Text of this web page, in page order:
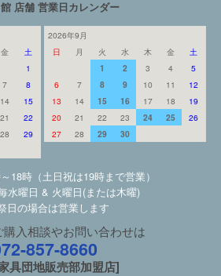
店舗 営業日カレンダー
金
土
1
7
8
14
15
21
22
28
29
2026年9月
日
月 火 水 木 金
土
1
2 3 4
5
6
7 8 9 10 11
12
13
14 15 16 17 18
19
20
21 22 23 24 25
26
27
28 29 30
18時（土日祝は19時まで営業）
水曜日 & 火曜日(または木曜)
日の場合は営業します
入相談やお問い合わせは
857-8660
具団地販売部加盟店]